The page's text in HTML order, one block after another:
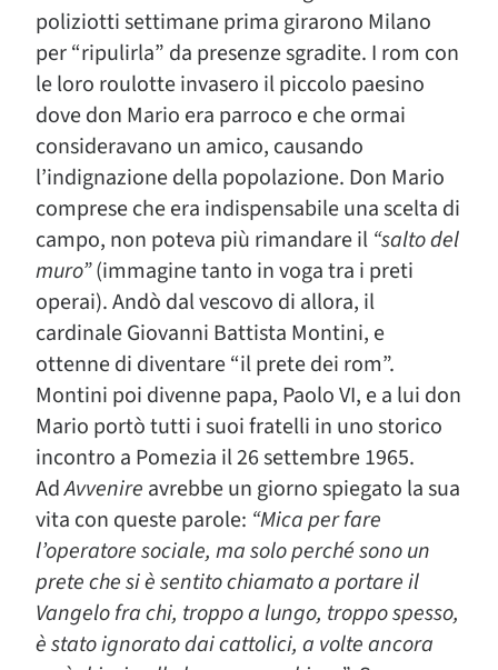
poliziotti settimane prima girarono Milano
per “ripulirla” da presenze sgradite. I rom con
le loro roulotte invasero il piccolo paesino
dove don Mario era parroco e che ormai
consideravano un amico, causando
l’indignazione della popolazione. Don Mario
comprese che era indispensabile una scelta di
campo, non poteva più rimandare il “salto del
muro”(immagine tanto in voga tra i preti
operai). Andò dal vescovo di allora, il
cardinale Giovanni Battista Montini, e
ottenne di diventare “il prete dei rom”.
Montini poi divenne papa, Paolo VI, e a lui don
Mario portò tutti i suoi fratelli in uno storico
incontro a Pomezia il 26 settembre 1965.
AdAvvenire avrebbe un giorno spiegato la sua
vita con queste parole: “Mica per fare
l’operatore sociale, ma solo perché sono un
prete che si è sentito chiamato a portare il
Vangelo fra chi, troppo a lungo, troppo spesso,
è stato ignorato dai cattolici, a volte ancora